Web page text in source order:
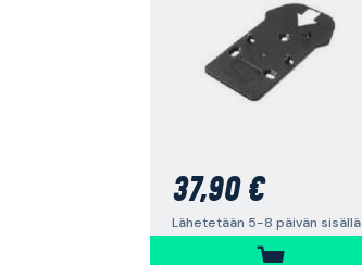
37,90 €
Lähetetään 5-8 päivän sisällä